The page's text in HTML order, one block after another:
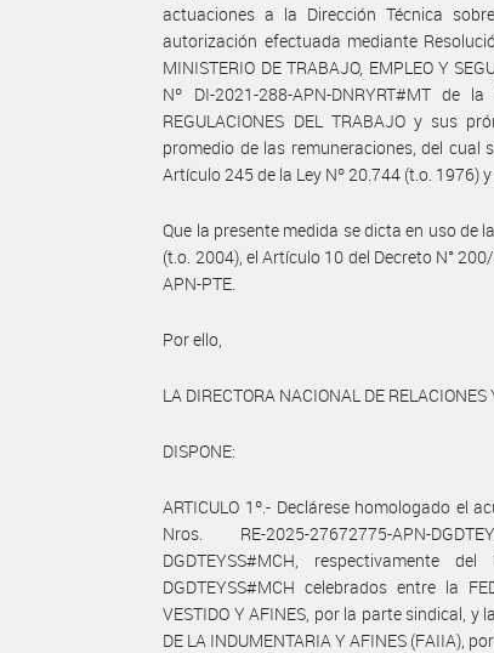
actuaciones a la Dirección Técnica
autorización efectuada mediante
MINISTERIO DE TRABAJO, EMPLEO Y
Nº DI-2021-288-APN-DNRYRT#MT de la
REGULACIONES DEL TRABAJO y sus
promedio de las remuneraciones, del cual
Artículo 245 de la Ley Nº 20.744 (t.o. 1976)
Que la presente medida se dicta en uso de
(t.o. 2004), el Artículo 10 del Decreto N°
APN-PTE.
Por ello,
LA DIRECTORA NACIONAL DE
DISPONE:
ARTICULO 1º.- Declárese homologado el
Nros. RE-2025-27672775-APN-
DGDTEYSS#MCH, respectivamente
DGDTEYSS#MCH celebrados entre la
VESTIDO Y AFINES, por la parte sindical, y
DE LA INDUMENTARIA Y AFINES (FAIIA),